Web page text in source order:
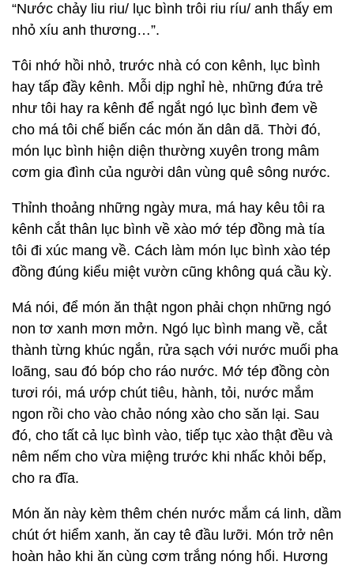
“Nước chảy liu riu/ lục bình trôi riu ríu/ anh thấy em
nhỏ xíu anh thương…”.
Tôi nhớ hồi nhỏ, trước nhà có con kênh, lục bình
hay tấp đầy kênh. Mỗi dịp nghỉ hè, những đứa trẻ
như tôi hay ra kênh để ngắt ngó lục bình đem về
cho má tôi chế biến các món ăn dân dã. Thời đó,
món lục bình hiện diện thường xuyên trong mâm
cơm gia đình của người dân vùng quê sông nước.
Thỉnh thoảng những ngày mưa, má hay kêu tôi ra
kênh cắt thân lục bình về xào mớ tép đồng mà tía
tôi đi xúc mang về. Cách làm món lục bình xào tép
đồng đúng kiểu miệt vườn cũng không quá cầu kỳ.
Má nói, để món ăn thật ngon phải chọn những ngó
non tơ xanh mơn mởn. Ngó lục bình mang về, cắt
thành từng khúc ngắn, rửa sạch với nước muối pha
loãng, sau đó bóp cho ráo nước. Mớ tép đồng còn
tươi rói, má ướp chút tiêu, hành, tỏi, nước mắm
ngon rồi cho vào chảo nóng xào cho săn lại. Sau
đó, cho tất cả lục bình vào, tiếp tục xào thật đều và
nêm nếm cho vừa miệng trước khi nhấc khỏi bếp,
cho ra đĩa.
Món ăn này kèm thêm chén nước mắm cá linh, dầm
chút ớt hiểm xanh, ăn cay tê đầu lưỡi. Món trở nên
hoàn hảo khi ăn cùng cơm trắng nóng hổi. Hương